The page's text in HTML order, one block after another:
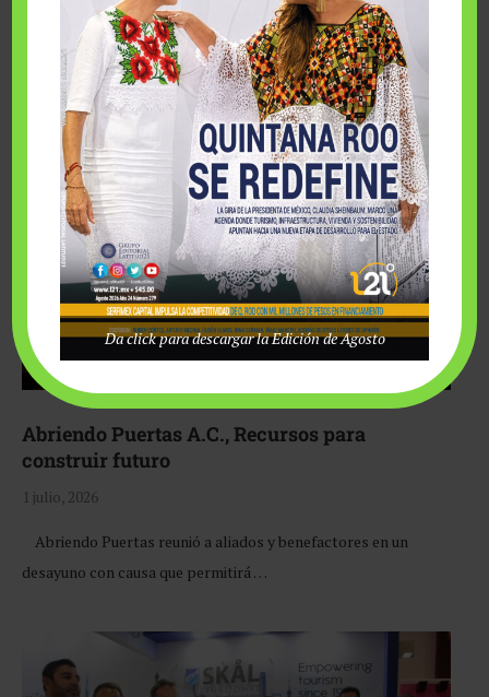
Fairmont Mayakoba y Make-A-Wish México unieron
esfuerzos para hacer realidad el deseo de una …
Abriendo Puertas A.C., Recursos para
construir futuro
1 julio, 2026
Abriendo Puertas reunió a aliados y benefactores en un
desayuno con causa que permitirá …
Da click para descargar la Edición de Agosto